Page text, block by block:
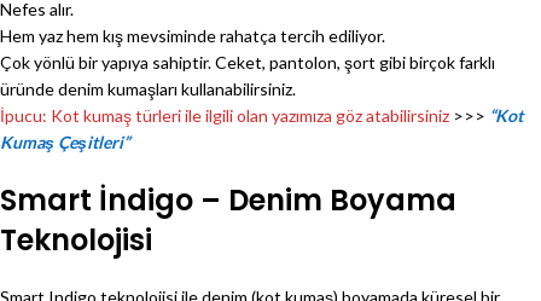
Nefes alır.
Hem yaz hem kış mevsiminde rahatça tercih ediliyor.
Çok yönlü bir yapıya sahiptir. Ceket, pantolon, şort gibi birçok farklı
üründe denim kumaşları kullanabilirsiniz.
İpucu: Kot kumaş türleri ile ilgili olan yazımıza göz atabilirsiniz >>> “Kot
Kumaş Çeşitleri”
Smart İndigo – Denim Boyama
Teknolojisi
Smart Indigo teknolojisi ile denim (kot kumaş) boyamada küresel bir